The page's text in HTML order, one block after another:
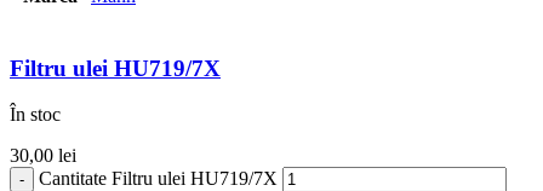
Filtru ulei HU719/7X
În stoc
30,00 lei
Cantitate Filtru ulei HU719/7X